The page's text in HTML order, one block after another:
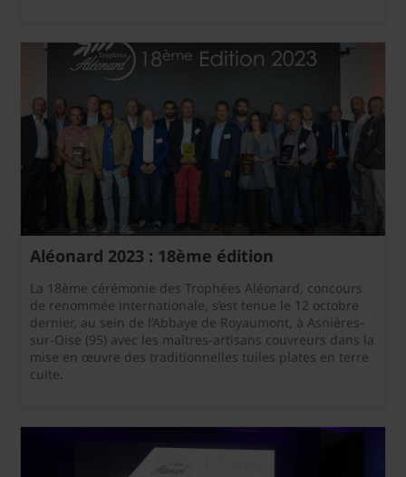
Aléonard 2023 : 18ème édition
La 18ème cérémonie des Trophées Aléonard, concours
de renommée internationale, s’est tenue le 12 octobre
dernier, au sein de l’Abbaye de Royaumont, à Asnières-
sur-Oise (95) avec les maîtres-artisans couvreurs dans la
mise en œuvre des traditionnelles tuiles plates en terre
cuite.